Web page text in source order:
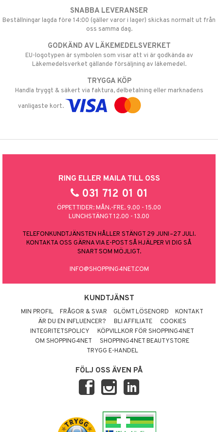
SNABBA LEVERANSER
Beställningar lagda före 14:00 (gäller varor i lager) skickas normalt ut från
oss samma dag.
GODKÄND AV LÄKEMEDELSVERKET
EU-logotypen är symbolen som visar att vi är godkända av
Läkemedelsverket gällande försäljning av läkemedel.
TRYGGA KÖP
Handla tryggt & säkert via faktura, delbetalning eller marknadens
vanligaste kort.
RING ELLER MAILA TILL OSS
031 712 01 01
ÖPPETTIDER: MÅN.-FRE. 9.00 - 15.00
LUNCHSTÄNGT 12.00 - 13.00
TELEFONKUNDTJÄNSTEN HÅLLER STÄNGT 29 JUNI–27 JULI.
KONTAKTA OSS GÄRNA VIA E-POST SÅ HJÄLPER VI DIG SÅ
SNART SOM MÖJLIGT.
INFO@SHOPPING4NET.COM
KUNDTJÄNST
MIN PROFIL FRÅGOR & SVAR GLÖMT LÖSENORD
KONTAKT
ÄR DU EN INFLUENCER?
BLI AFFILIATE
COOKIES
INTEGRITETSPOLICY
KÖPVILLKOR FÖR SHOPPING4NET
OM SHOPPING4NET
SHOPPING4NET BEAUTYSTORE
TRYGG E-HANDEL
FÖLJ OSS ÄVEN PÅ